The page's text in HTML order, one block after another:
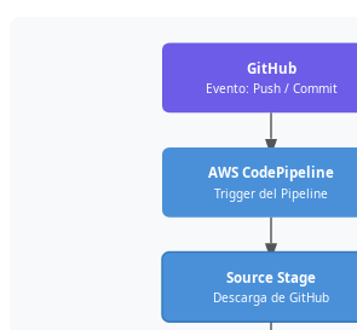
GitHub
Evento: Push / Commit
AWS CodePipeline
Trigger del Pipeline
Source Stage
Descarga de GitHub